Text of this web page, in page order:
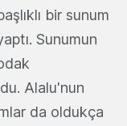
bir sunum
Sunumun
Alalu'nun
da oldukça